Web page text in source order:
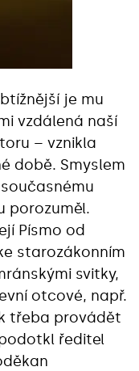
je mu
vzdálená naší
– vznikla
době. Smyslem
porozuměl.
Písmo od
starozákonním
svitky,
otcové, např.
třeba provádět
ředitel